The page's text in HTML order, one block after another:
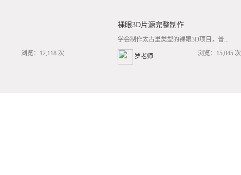
浏览：12,118 次
裸眼3D片源完整制作
学会制作太古里类型的裸眼3D项目，普...
罗老师 浏览：15,045 次